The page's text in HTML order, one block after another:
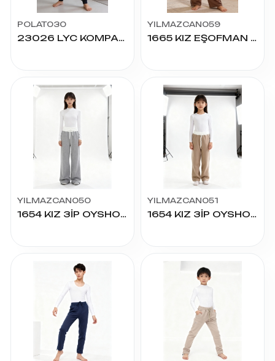
POLAT030
23026 LYC KOMPAK KARGO CEPLİ 7/11 YAŞ ALT
YILMAZCAN059
1665 KIZ EŞOFMAN OYSHO 13/17 YAŞ
YILMAZCAN050
1654 KIZ 3İP OYSHO EŞOFMAN 13/17 YAŞ
YILMAZCAN051
1654 KIZ 3İP OYSHO EŞOFMAN 8/12 YAŞ